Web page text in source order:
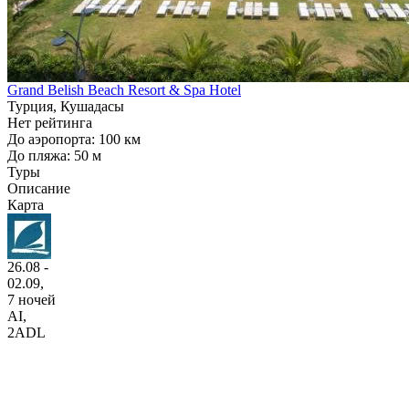
Grand Belish Beach Resort & Spa Hotel
Турция, Кушадасы
Нет рейтинга
До аэропорта: 100 км
До пляжа: 50 м
Туры
Описание
Карта
26.08 -
02.09,
7 ночей
AI,
2ADL